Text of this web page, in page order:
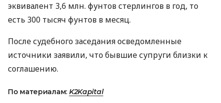
эквивалент 3,6 млн. фунтов стерлингов в год, то
есть 300 тысяч фунтов в месяц.
После судебного заседания осведомленные
источники заявили, что бывшие супруги близки к
соглашению.
По материалам: K2Kapital